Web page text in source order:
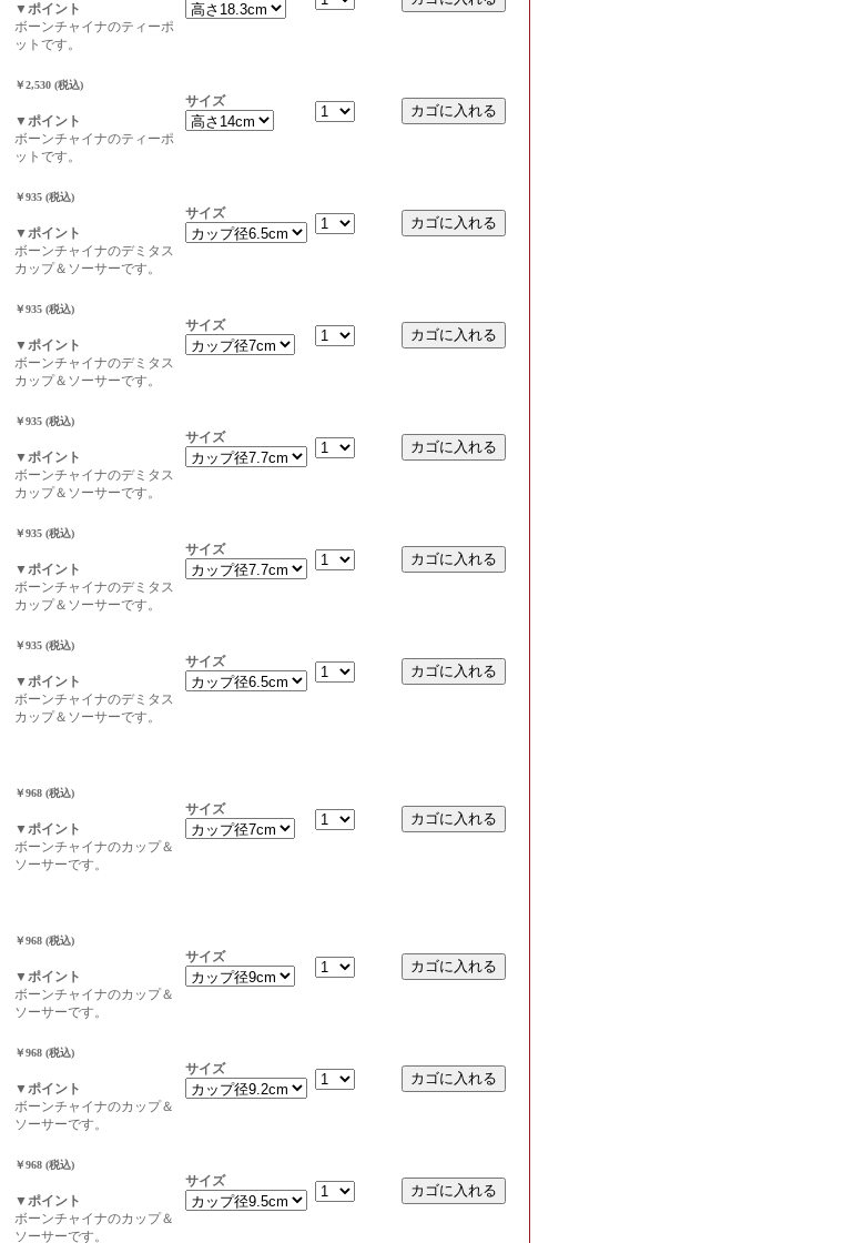
▼ポイント
ボーンチャイナのティーポ
ットです。
￥2,530 (税込)
▼ポイント
ボーンチャイナのティーポ
ットです。
サイズ
￥935 (税込)
▼ポイント
ボーンチャイナのデミタス
カップ＆ソーサーです。
サイズ
￥935 (税込)
▼ポイント
ボーンチャイナのデミタス
カップ＆ソーサーです。
サイズ
￥935 (税込)
▼ポイント
ボーンチャイナのデミタス
カップ＆ソーサーです。
サイズ
￥935 (税込)
▼ポイント
ボーンチャイナのデミタス
カップ＆ソーサーです。
サイズ
￥935 (税込)
▼ポイント
ボーンチャイナのデミタス
カップ＆ソーサーです。
サイズ
￥968 (税込)
▼ポイント
ボーンチャイナのカップ＆
ソーサーです。
サイズ
￥968 (税込)
▼ポイント
ボーンチャイナのカップ＆
ソーサーです。
サイズ
￥968 (税込)
▼ポイント
ボーンチャイナのカップ＆
ソーサーです。
サイズ
￥968 (税込)
▼ポイント
ボーンチャイナのカップ＆
ソーサーです。
サイズ